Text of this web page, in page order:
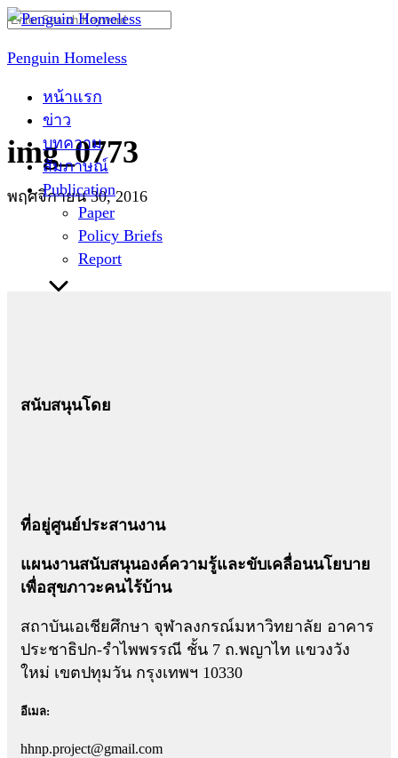
Skip
content
Penguin Homeless
หน้าแรก
ข่าว
บทความ
สัมภาษณ์
Publication
Paper
Policy Briefs
Report
Search
img_0773
พฤศจิกายน 30, 2016
สนับสนุนโดย
ที่อยู่ศูนย์ประสานงาน
แผนงานสนับสนุนองค์ความรู้และขับเคลื่อนนโยบาย
เพื่อสุขภาวะคนไร้บ้าน
สถาบันเอเชียศึกษา จุฬาลงกรณ์มหาวิทยาลัย อาคาร
ประชาธิปก-รำไพพรรณี ชั้น 7 ถ.พญาไท แขวงวัง
ใหม่ เขตปทุมวัน กรุงเทพฯ 10330
อีเมล:
hhnp.project@gmail.com